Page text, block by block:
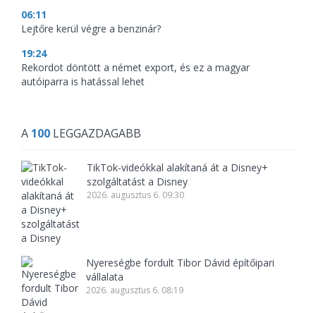
06:11
Lejtőre kerül végre a benzinár?
19:24
Rekordot döntött a német export, és ez a magyar
autóiparra is hatással lehet
A 100 LEGGAZDAGABB
TikTok-videókkal alakítaná át a Disney+
szolgáltatást a Disney
2026. augusztus 6. 09:30
Nyereségbe fordult Tibor Dávid építőipari
vállalata
2026. augusztus 6. 08:19